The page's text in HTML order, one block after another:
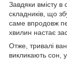
Завдяки вмісту в
складників, що
саме впродовж
хвилин настає
Отже, тривалі
викликають сон,